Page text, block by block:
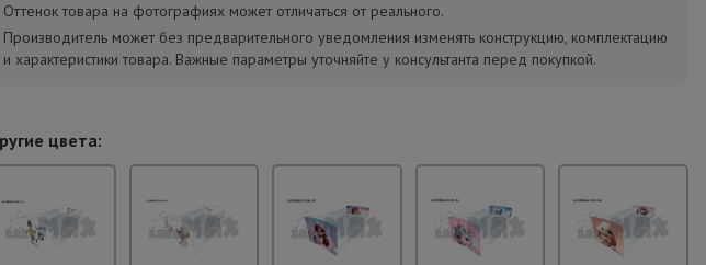
Оттенок товара на фотографиях может отличаться от реального.
Производитель может без предварительного уведомления изменять конструкцию, комплектацию
и характеристики товара. Важные параметры уточняйте у консультанта перед покупкой.
цвета: